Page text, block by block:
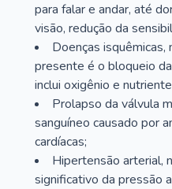
para falar e andar, até
visão, redução da
Doenças
presente é o bloqueio
inclui oxigênio e
Prolapso da válvula
sanguíneo causado por
cardíacas;
Hipertensão arterial,
significativo da pressão